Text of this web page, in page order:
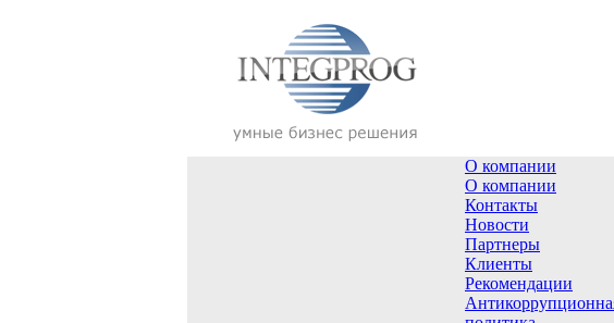
О компании
О компании
Контакты
Новости
Партнеры
Клиенты
Рекомендации